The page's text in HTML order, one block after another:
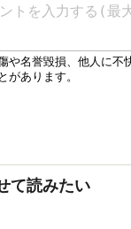
て読みたい